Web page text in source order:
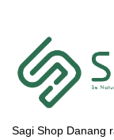
Sagi Shop Danang